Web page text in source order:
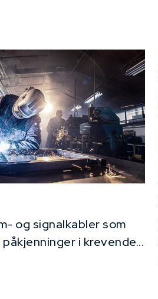
og signalkabler som
i krevende...